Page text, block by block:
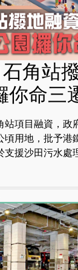
角站
你命三
站項目融資，政
用地，批予港
支援沙田污水處